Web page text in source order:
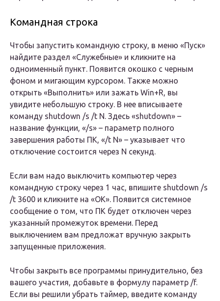
Командная строка
Чтобы запустить командную строку, в меню «Пуск»
найдите раздел «Служебные» и кликните на
одноименный пункт. Появится окошко с черным
фоном и мигающим курсором. Также можно
открыть «Выполнить» или зажать Win+R, вы
увидите небольшую строку. В нее вписываете
команду shutdown /s /t N. Здесь «shutdown» –
название функции, «/s» – параметр полного
завершения работы ПК, «/t N» – указывает что
отключение состоится через N секунд.
Если вам надо выключить компьютер через
командную строку через 1 час, впишите shutdown /s
/t 3600 и кликните на «ОК». Появится системное
сообщение о том, что ПК будет отключен через
указанный промежуток времени. Перед
выключением вам предложат вручную закрыть
запущенные приложения.
Чтобы закрыть все программы принудительно, без
вашего участия, добавьте в формулу параметр /f.
Если вы решили убрать таймер, введите команду